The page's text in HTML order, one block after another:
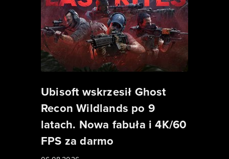
Ubisoft wskrzesił Ghost
Recon Wildlands po 9
latach. Nowa fabuła i 4K/60
FPS za darmo